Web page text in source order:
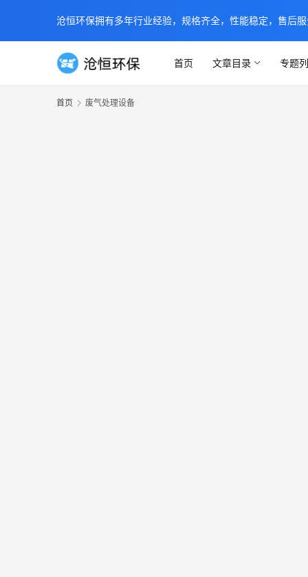
沧恒环保拥有多年行业经验，规格齐全，性能稳定，售后
首页 文章目录 专题
首页 废气处理设备